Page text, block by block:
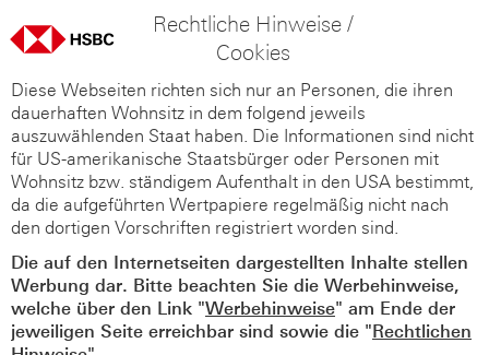
Rechtliche Hinweise /
Cookies
Diese Webseiten richten sich nur an Personen, die ihren
dauerhaften Wohnsitz in dem folgend jeweils
auszuwählenden Staat haben. Die Informationen sind nicht
für US-amerikanische Staatsbürger oder Personen mit
Wohnsitz bzw. ständigem Aufenthalt in den USA bestimmt,
da die aufgeführten Wertpapiere regelmäßig nicht nach
den dortigen Vorschriften registriert worden sind.
Die auf den Internetseiten dargestellten Inhalte stellen
Werbung dar. Bitte beachten Sie die Werbehinweise,
welche über den Link "Werbehinweise" am Ende der
jeweiligen Seite erreichbar sind sowie die "Rechtlichen